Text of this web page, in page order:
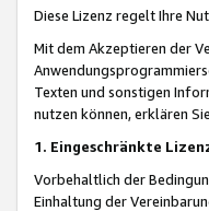
Diese Lizenz regelt Ihre
Mit dem Akzeptieren der
Texten und sonstigen
nutzen können, erklären
1. Eingeschränkte
Vorbehaltlich der
Einhaltung der